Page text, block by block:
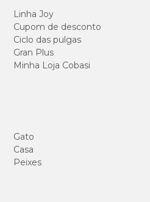
Linha Joy
Cupom de desconto
Ciclo das pulgas
Gran Plus
Minha Loja Cobasi
Gato
Casa
Peixes